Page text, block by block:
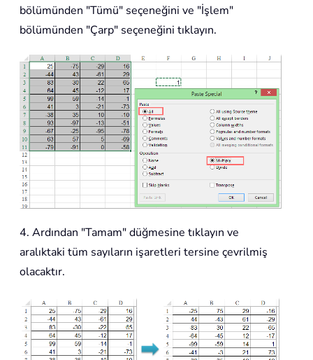
bölümünden "Tümü" seçeneğini ve "İşlem"
bölümünden "Çarp" seçeneğini tıklayın.
4. Ardından "Tamam" düğmesine tıklayın ve
aralıktaki tüm sayıların işaretleri tersine çevrilmiş
olacaktır.